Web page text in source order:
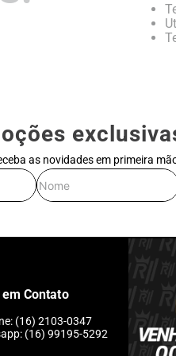
as novidades em primeira
em Contato
(16) 2103-0347
(16) 99195-5292